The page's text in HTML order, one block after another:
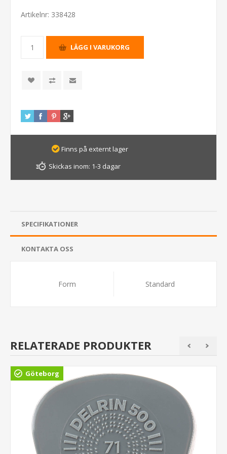
Artikelnr: 338428
Finns på externt lager
Skickas inom: 1-3 dagar
SPECIFIKATIONER
KONTAKTA OSS
Form Standard
RELATERADE PRODUKTER
Göteborg